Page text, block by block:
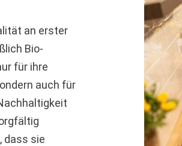
an erster
Bio-
für ihre
auch für
dass sie